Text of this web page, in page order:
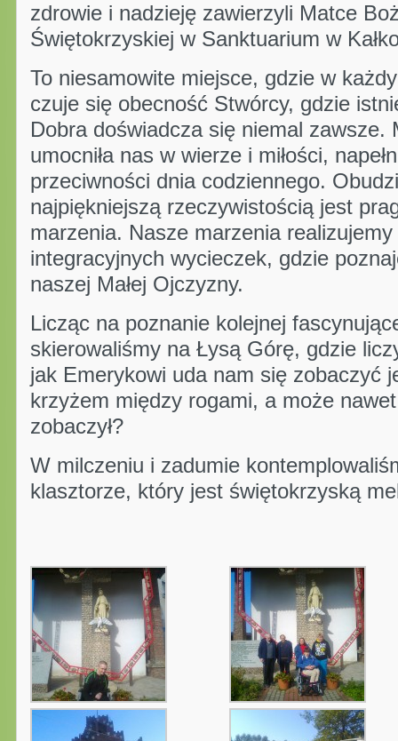
zdrowie i nadzieję zawierzyli Matce
Świętokrzyskiej w Sanktuarium w
To niesamowite miejsce, gdzie w
czuje się obecność Stwórcy, gdzie
Dobra doświadcza się niemal zawsze.
umocniła nas w wierze i miłości,
przeciwności dnia codziennego.
najpiękniejszą rzeczywistością jest
marzenia. Nasze marzenia
integracyjnych wycieczek, gdzie
naszej Małej Ojczyzny.
Licząc na poznanie kolejnej
skierowaliśmy na Łysą Górę, gdzie
jak Emerykowi uda nam się zobaczyć
krzyżem między rogami, a może
zobaczył?
W milczeniu i zadumie
klasztorze, który jest świętokrzyską